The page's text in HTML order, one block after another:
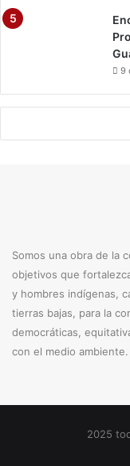
9
Somos una obra de la
objetivos que
y hombres indígenas,
tierras bajas, para la
democráticas,
con el medio ambiente.
2025